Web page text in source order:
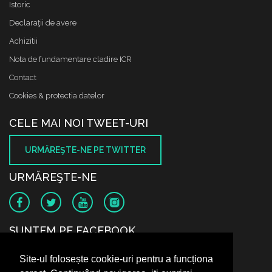
Site-ul folosește cookie-uri pentru a funcționa
Istoric
Declaraţii de avere
Achizitii
Nota de fundamentare cladire ICR
Contact
Cookies & protectia datelor
CELE MAI NOI TWEET-URI
URMĂREŞTE-NE PE TWITTER
URMĂREŞTE-NE
SUNTEM PE FACEBOOK